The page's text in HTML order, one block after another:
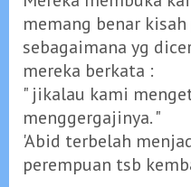
memang benar
sebagaimana yg
mereka berkata :
" jikalau kami
menggergajinya. "
'Abid terbelah
perempuan tsb